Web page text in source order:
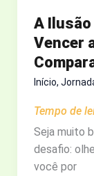
QUE
QUANDO
VOCÊ
NO
QUE
DEUS
DIZ
A Ilusão
Vencer
Início,
Tempo de
Seja muito
desafio:
você por